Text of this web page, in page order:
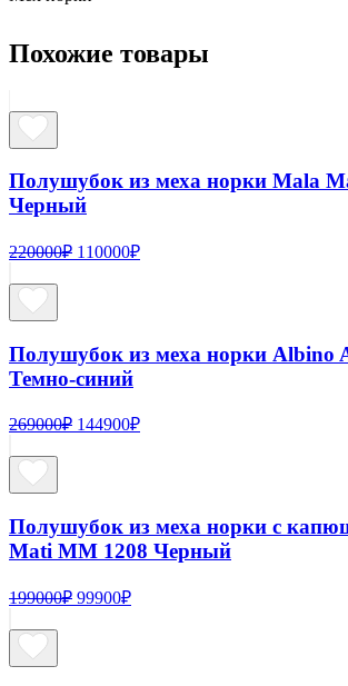
Похожие товары
Полушубок из меха норки Mala
Черный
220000₽ Первоначальная
110000₽Текущая
Полушубок из меха норки Albino
Темно-синий
269000₽ Первоначальная
144900₽Текущая
Полушубок из меха норки с
Mati MM 1208 Черный
199000₽ Первоначальная
99900₽Текущая